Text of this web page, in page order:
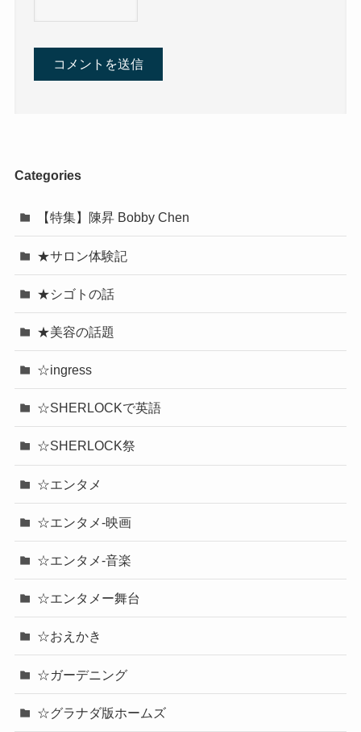
Categories
【特集】陳昇 Bobby Chen
★サロン体験記
★シゴトの話
★美容の話題
☆ingress
☆SHERLOCKで英語
☆SHERLOCK祭
☆エンタメ
☆エンタメ-映画
☆エンタメ-音楽
☆エンタメー舞台
☆おえかき
☆ガーデニング
☆グラナダ版ホームズ